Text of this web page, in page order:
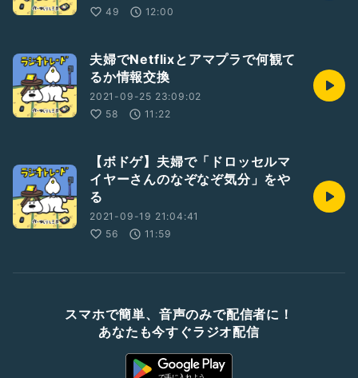
49
12:00
夫婦でNetflixとアマプラで何観て
るか情報交換
2021-09-25 23:09:02
58
11:22
【ボドゲ】夫婦で「ドロッセルマ
イヤーさんのなぞなぞ気分」をや
る
2021-09-19 21:04:41
56
11:59
スマホで簡単、音声のみで配信者に！
あなたも今すぐラジオ配信